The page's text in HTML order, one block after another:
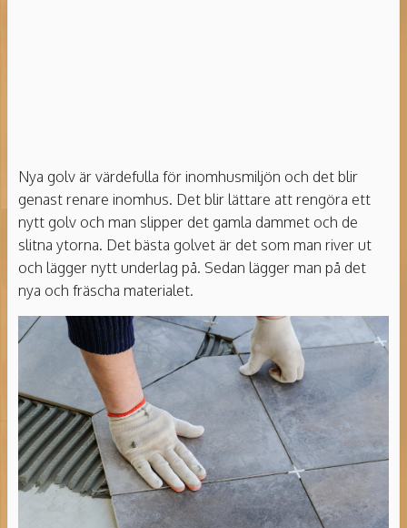
Nya golv är värdefulla för inomhusmiljön och det blir
genast renare inomhus. Det blir lättare att rengöra ett
nytt golv och man slipper det gamla dammet och de
slitna ytorna. Det bästa golvet är det som man river ut
och lägger nytt underlag på. Sedan lägger man på det
nya och fräscha materialet.